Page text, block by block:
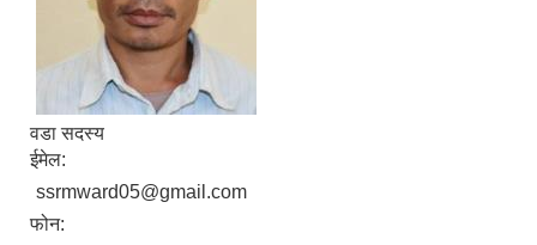
वडा सदस्य
ईमेल:
ssrmward05@gmail.com
फोन: